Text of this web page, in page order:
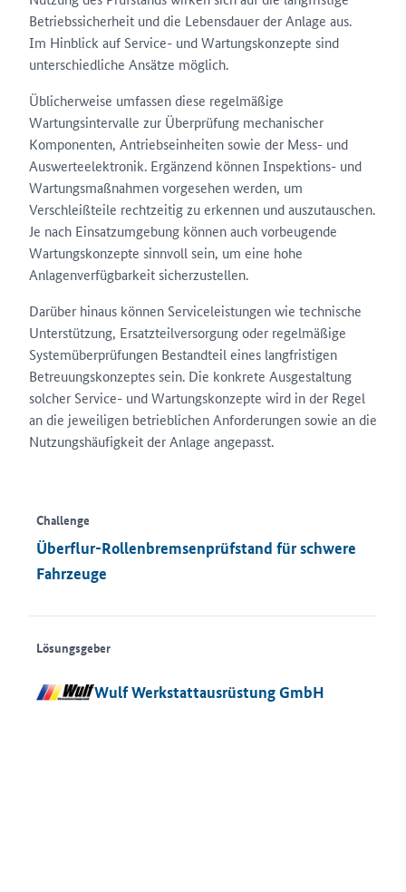
Betriebssicherheit und die Lebensdauer der Anlage aus.
Im Hinblick auf Service- und Wartungskonzepte sind
unterschiedliche Ansätze möglich.
Üblicherweise umfassen diese regelmäßige
Wartungsintervalle zur Überprüfung mechanischer
Komponenten, Antriebseinheiten sowie der Mess- und
Auswerteelektronik. Ergänzend können Inspektions- und
Wartungsmaßnahmen vorgesehen werden, um
Verschleißteile rechtzeitig zu erkennen und auszutauschen.
Je nach Einsatzumgebung können auch vorbeugende
Wartungskonzepte sinnvoll sein, um eine hohe
Anlagenverfügbarkeit sicherzustellen.
Darüber hinaus können Serviceleistungen wie technische
Unterstützung, Ersatzteilversorgung oder regelmäßige
Systemüberprüfungen Bestandteil eines langfristigen
Betreuungskonzeptes sein. Die konkrete Ausgestaltung
solcher Service- und Wartungskonzepte wird in der Regel
an die jeweiligen betrieblichen Anforderungen sowie an die
Nutzungshäufigkeit der Anlage angepasst.
Challenge
Überflur-Rollenbremsenprüfstand für schwere
Fahrzeuge
Lösungsgeber
Wulf Werkstattausrüstung GmbH